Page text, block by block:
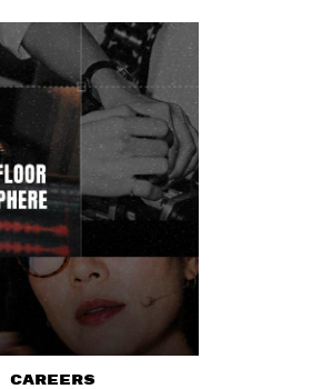
CAREERS